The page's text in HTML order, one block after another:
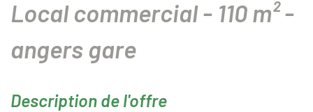
local commercial - 110 m² -
angers gare
description de l'offre